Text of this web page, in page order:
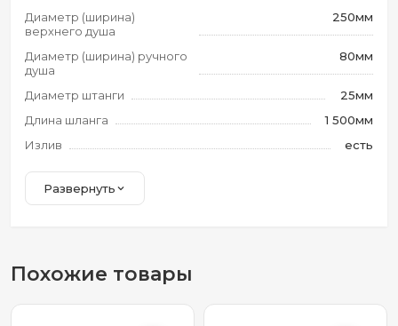
Диаметр (ширина)
верхнего душа
250мм
Диаметр (ширина) ручного
душа
80мм
Диаметр штанги
25мм
Длина шланга
1 500мм
Излив
есть
Развернуть
Похожие товары